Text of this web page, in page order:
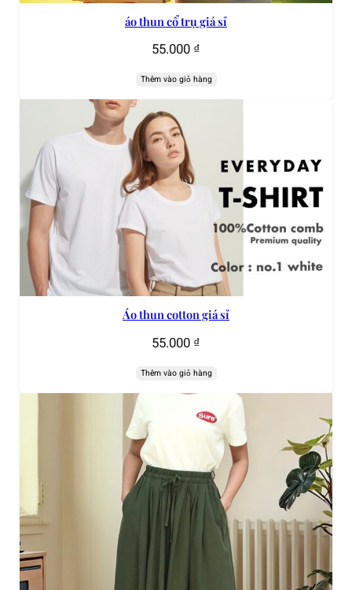
áo thun cổ trụ giá sỉ
55.000 ₫
Thêm vào giỏ hàng
Áo thun cotton giá sỉ
55.000 ₫
Thêm vào giỏ hàng